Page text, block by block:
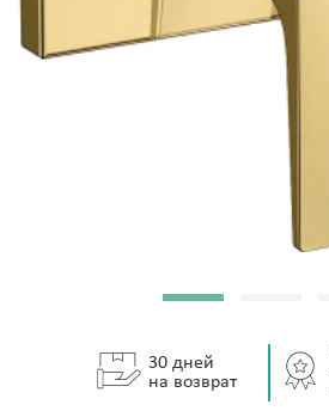
30 дней
на возврат